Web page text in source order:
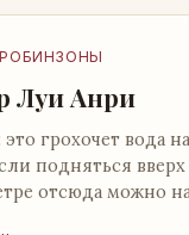
Луи Анри
грохочет вода
подняться
отсюда можно